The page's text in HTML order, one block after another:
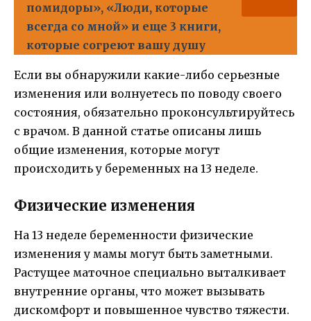
помидоры», «Люди, которые
всегда со мной» и еще 3 книги,
которые согреют вашу душу
Если вы обнаружили какие-либо серьезные
изменения или волнуетесь по поводу своего
состояния, обязательно проконсультируйтесь
с врачом. В данной статье описаны лишь
общие изменения, которые могут
происходить у беременных на 13 неделе.
Физические изменения
На 13 неделе беременности физические
изменения у мамы могут быть заметными.
Растущее маточное специально выталкивает
внутренние органы, что может вызывать
дискомфорт и повышенное чувство тяжести.